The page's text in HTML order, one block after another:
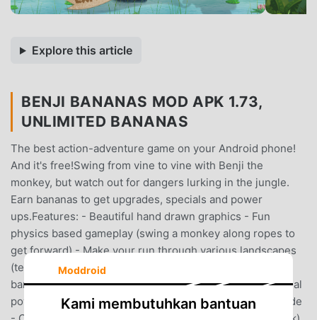
Explore this article
BENJI BANANAS MOD APK 1.73,
UNLIMITED BANANAS
The best action-adventure game on your Android phone!
And it's free!Swing from vine to vine with Benji the
monkey, but watch out for dangers lurking in the jungle.
Earn bananas to get upgrades, specials and power
ups.Features: - Beautiful hand drawn graphics - Fun
physics based gameplay (swing a monkey along ropes to
get forward) - Make your run through various landscapes
(temple ruins, waterfalls and jungles) - Collect fruits like
bananas and chilis to gain more upgrades - Unlock special
powers such as a jetpack, chili speed boost and eagle ride
Moddroid
Kami membutuhkan bantuan